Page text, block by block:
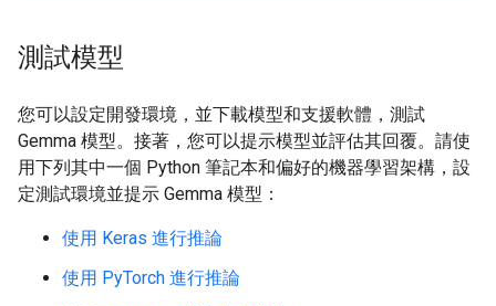
測試模型
您可以設定開發環境，並下載模型和支援軟體，測試
Gemma 模型。接著，您可以提示模型並評估其回覆。請使
用下列其中一個 Python 筆記本和偏好的機器學習架構，設
定測試環境並提示 Gemma 模型：
使用 Keras 進行推論
使用 PyTorch 進行推論